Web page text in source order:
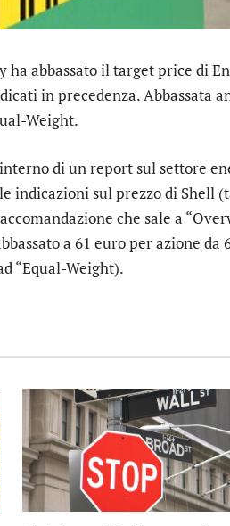
ha abbassato il target price di
in precedenza. Abbassata
Weight.
di un report sul settore
indicazioni sul prezzo di Shell
che sale a
a 61 euro per azione da
“Equal-Weight).